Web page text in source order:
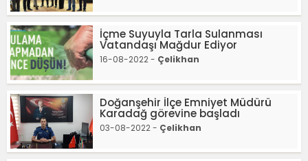
İçme Suyuyla Tarla Sulanması
Vatandaşı Mağdur Ediyor
16-08-2022 - Çelikhan
Doğanşehir İlçe Emniyet Müdürü
Karadağ görevine başladı
03-08-2022 - Çelikhan